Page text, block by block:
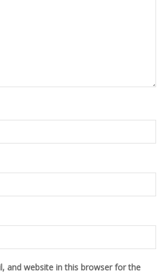
and website in this browser for the